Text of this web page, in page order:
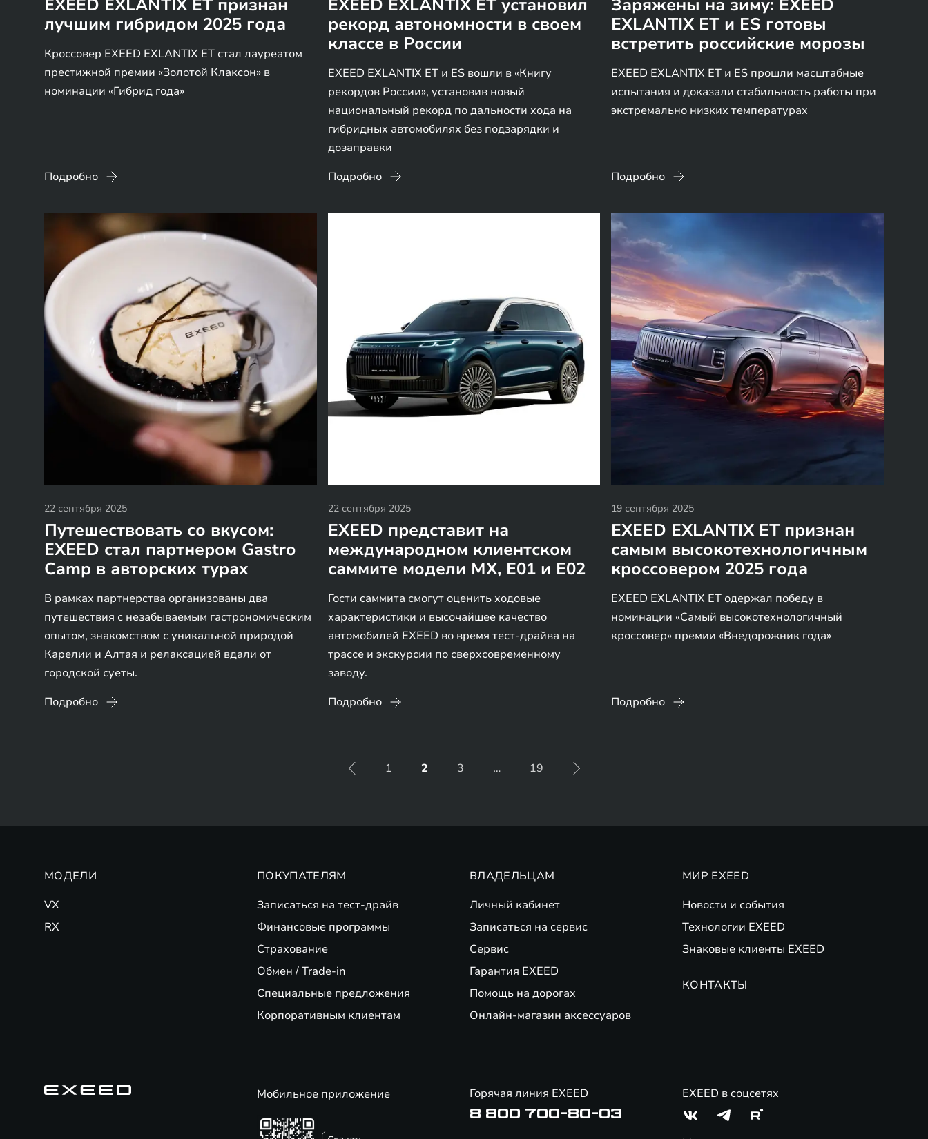
EXEED EXLANTIX ET признан
лучшим гибридом 2025 года
Кроссовер EXEED EXLANTIX ET стал лауреатом
престижной премии «Золотой Клаксон» в
номинации «Гибрид года»
Подробно
EXEED EXLANTIX ET установил
рекорд автономности в своем
классе в России
EXEED EXLANTIX ET и ES вошли в «Книгу
рекордов России», установив новый
национальный рекорд по дальности хода на
гибридных автомобилях без подзарядки и
дозаправки
Подробно
Заряжены на зиму: EXEED
EXLANTIX ET и ES готовы
встретить российские морозы
EXEED EXLANTIX ET и ES прошли масштабные
испытания и доказали стабильность работы при
экстремально низких температурах
Подробно
22 сентября 2025
Путешествовать со вкусом:
EXEED стал партнером Gastro
Camp в авторских турах
В рамках партнерства организованы два
путешествия с незабываемым гастрономическим
опытом, знакомством с уникальной природой
Карелии и Алтая и релаксацией вдали от
городской суеты.
Подробно
22 сентября 2025
EXEED представит на
международном клиентском
саммите модели MX, E01 и E02
Гости саммита смогут оценить ходовые
характеристики и высочайшее качество
автомобилей EXEED во время тест-драйва на
трассе и экскурсии по сверхсовременному
заводу.
Подробно
19 сентября 2025
EXEED EXLANTIX ET признан
самым высокотехнологичным
кроссовером 2025 года
EXEED EXLANTIX ET одержал победу в
номинации «Самый высокотехнологичный
кроссовер» премии «Внедорожник года»
Подробно
1 2 3 … 19
МОДЕЛИ
VX
RX
ПОКУПАТЕЛЯМ
Записаться на тест-драйв
Финансовые программы
Страхование
Обмен / Trade-in
Специальные предложения
Корпоративным клиентам
ВЛАДЕЛЬЦАМ
Личный кабинет
Записаться на сервис
Сервис
Гарантия EXEED
Помощь на дорогах
Онлайн-магазин аксессуаров
МИР EXEED
Новости и события
Технологии EXEED
Знаковые клиенты EXEED
КОНТАКТЫ
Мобильное приложение Горячая линия EXEED
8 800 700-80-03
EXEED в соцсетях